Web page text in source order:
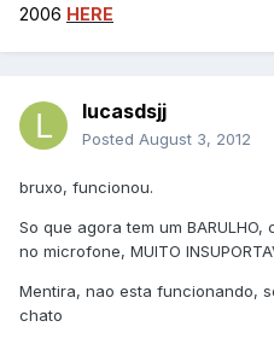
2006 HERE
lucasdsjj
Posted August 3, 2012
bruxo, funcionou.
So que agora tem um
no microfone, MUITO
Mentira, nao esta funcionando,
chato